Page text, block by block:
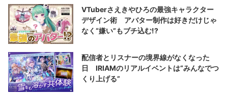
VTuberさえきやひろの最強キャラクター
デザイン術 アバター制作は好きだけじゃ
なく“嫌い”もブチ込む!?
配信者とリスナーの境界線がなくなった
日 IRIAMのリアルイベントは“みんなでつ
くり上げる”